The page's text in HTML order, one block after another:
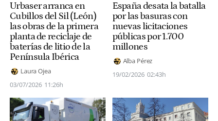
Urbaser arranca en
Cubillos del Sil (León)
las obras de la primera
planta de reciclaje de
baterías de litio de la
Península Ibérica
Laura Ojea
03/07/2026 11:26h
España desata la batalla
por las basuras con
nuevas licitaciones
públicas por 1.700
millones
Alba Pérez
19/02/2026 02:43h